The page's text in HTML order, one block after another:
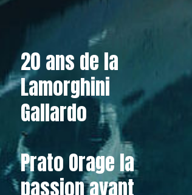
20 ans de la
Lamorghini
Gallardo
Prato Orage la
passion avant